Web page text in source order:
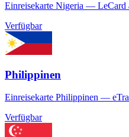
Einreisekarte Nigeria — LeCard
Verfügbar
Philippinen
Einreisekarte Philippinen —
Verfügbar